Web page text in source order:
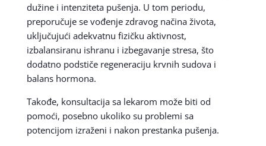
dužine i intenziteta pušenja. U tom periodu,
preporučuje se vođenje zdravog načina života,
uključujući adekvatnu fizičku aktivnost,
izbalansiranu ishranu i izbegavanje stresa, što
dodatno podstiče regeneraciju krvnih sudova i
balans hormona.
Takođe, konsultacija sa lekarom može biti od
pomoći, posebno ukoliko su problemi sa
potencijom izraženi i nakon prestanka pušenja.